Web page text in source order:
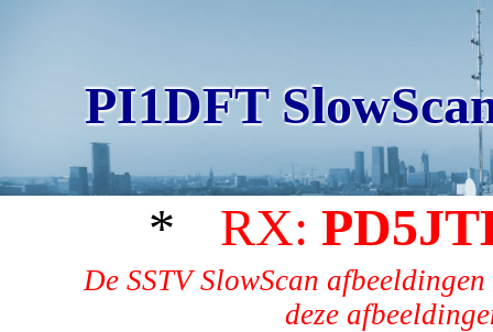
PI1DFT
* RX:
De SSTV SlowScan
deze